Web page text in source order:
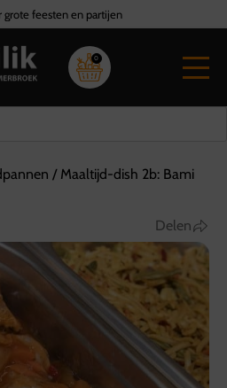
grote feesten en partijen
0
/ Maaltijd-dish 2b: Bami
Delen